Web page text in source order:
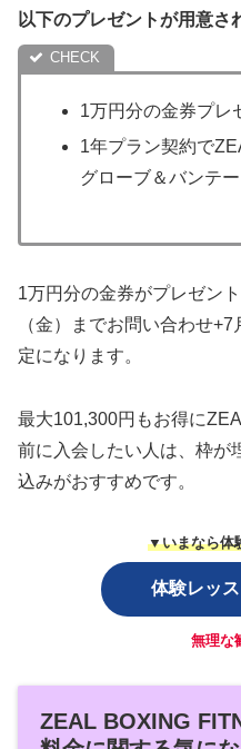
以下のプレゼントが用意さ
1万円分の金券プレ
1年プラン契約で
グローブ＆バンテ
1万円分の金券がプレゼン
（金）までお問い合わせ
定になります。
最大101,300円もお得に
前に入会したい人は、枠が
込みがおすすめです。
▼いまなら体
体験レッ
無理な
ZEAL BOXING